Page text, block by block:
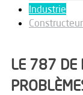
Industrie
LE 787 DE